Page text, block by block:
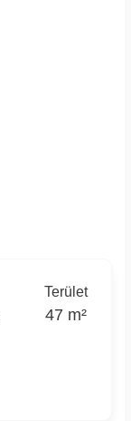
Terület
47 m²